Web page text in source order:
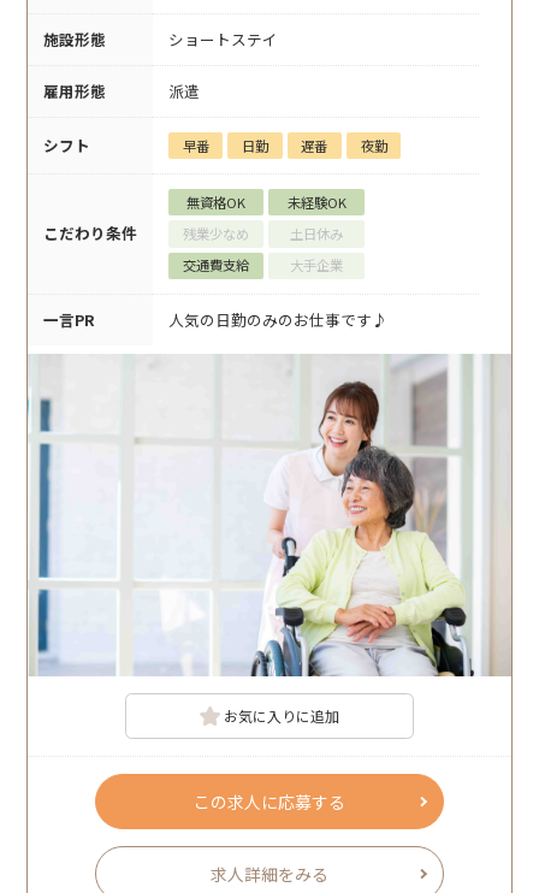
施設形態 ショートステイ
雇用形態 派遣
シフト 早番 日勤 遅番 夜勤
こだわり条件
無資格OK
未経験OK
残業少なめ
土日休み
交通費支給
大手企業
一言PR 人気の日勤のみのお仕事です♪
お気に入りに追加
この求人に応募する
求人詳細をみる